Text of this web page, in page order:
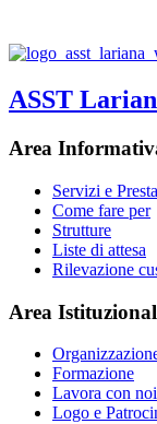
ASST
Area
Servizi e
Come fare per
Strutture
Liste di attesa
Rilevazione
Area
Formazione
Lavora con noi
Logo e